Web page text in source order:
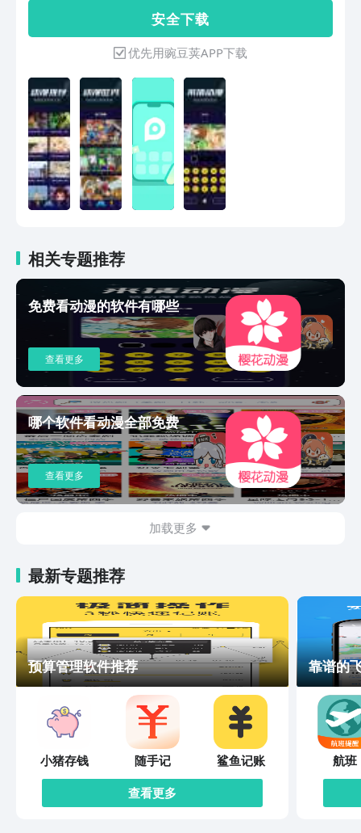
何用说唱歌舞让国宝活起来！
安 全 下 载
优先用豌豆荚APP下载
相关专题推荐
免费看动漫的软件有哪些
查看更多
哪个软件看动漫全部免费
查看更多
加载更多
最新专题推荐
预算管理软件推荐
小猪存钱 随手记
鲨鱼记账
查看更多
靠谱的
航班